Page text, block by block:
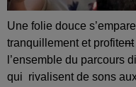
Une folie douce
tranquillement et profitent
l’ensemble du parcours
qui rivalisent de sons